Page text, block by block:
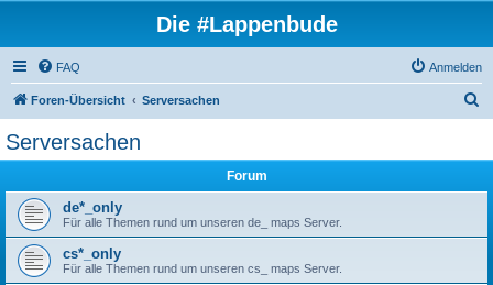
Die #Lappenbude
FAQ Anmelden
Foren-Übersicht Serversachen
Serversachen
Forum
de*_only
Für alle Themen rund um unseren de_ maps Server.
cs*_only
Für alle Themen rund um unseren cs_ maps Server.